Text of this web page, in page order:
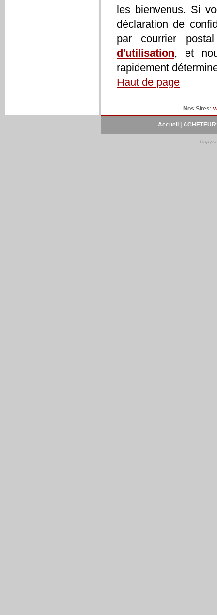
les bienvenus. Si
déclaration de
par courrier
d'utilisation, et
rapidement
Haut de page
Nos Sites:
Accueil